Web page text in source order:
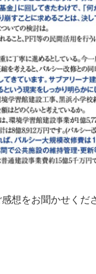
想をお聞かせくだ